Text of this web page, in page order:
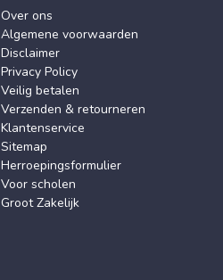
Over ons
Algemene voorwaarden
Disclaimer
Privacy Policy
Veilig betalen
Verzenden & retourneren
Klantenservice
Sitemap
Herroepingsformulier
Voor scholen
Groot Zakelijk